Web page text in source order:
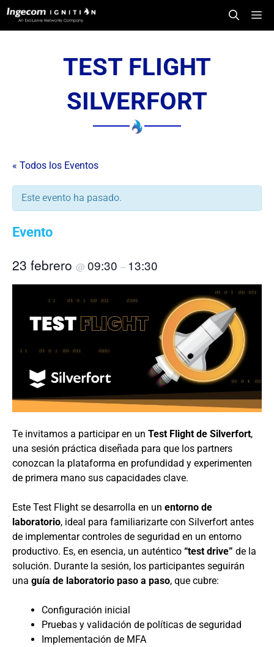
Saltar
TEST FLIGHT
SILVERFORT
« Todos los Eventos
Este evento ha pasado.
Evento
23 febrero @ 09:30 – 13:30
Te invitamos a participar en un Test Flight de Silverfort,
una sesión práctica diseñada para que los partners
conozcan la plataforma en profundidad y experimenten
de primera mano sus capacidades clave.
Este Test Flight se desarrolla en un entorno de
laboratorio, ideal para familiarizarte con Silverfort antes
de implementar controles de seguridad en un entorno
productivo. Es, en esencia, un auténtico “test drive” de la
solución. Durante la sesión, los participantes seguirán
una guía de laboratorio paso a paso, que cubre:
Configuración inicial
Pruebas y validación de políticas de seguridad
Implementación de MFA